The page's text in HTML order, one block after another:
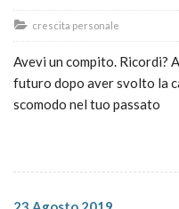
crescita personale
Avevi un compito. Ricordi?
futuro dopo aver svolto la
scomodo nel tuo passato